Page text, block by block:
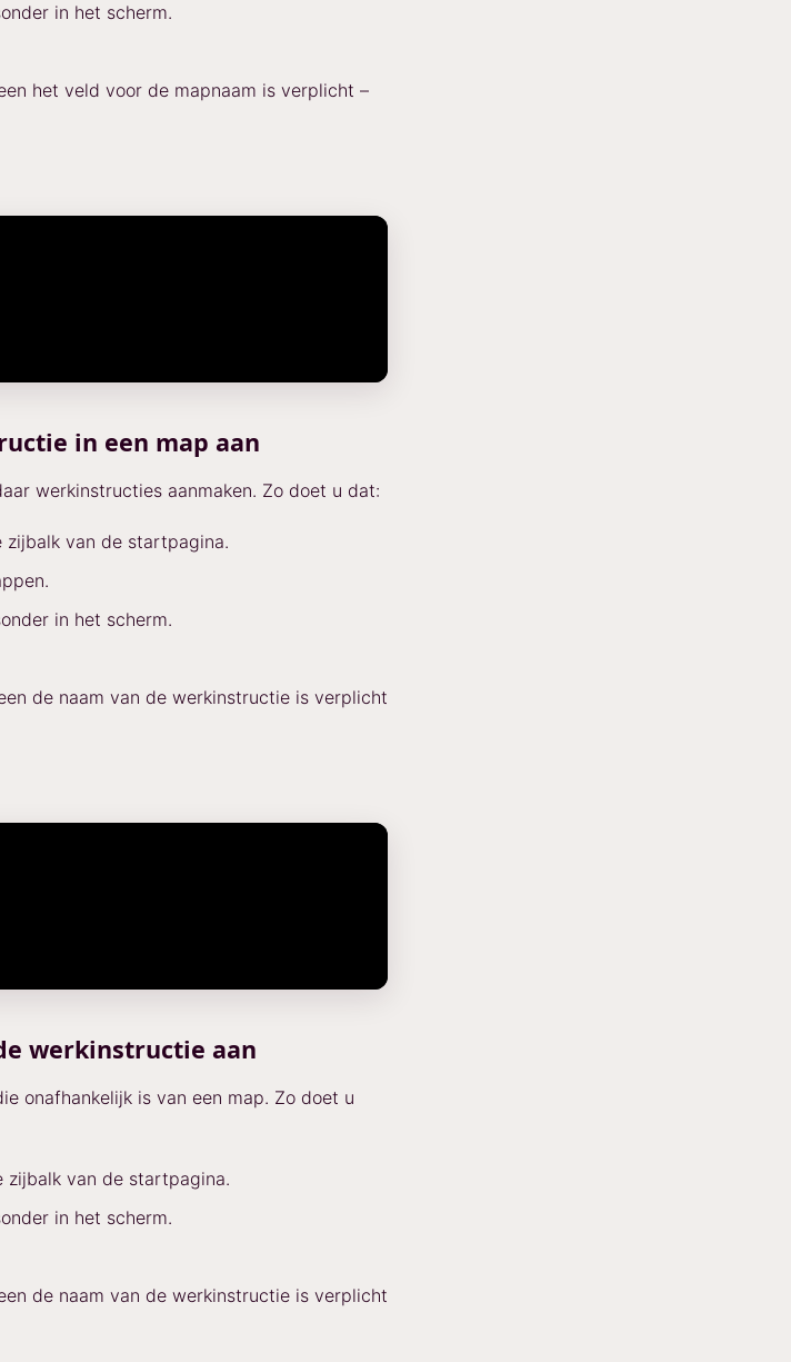
in het scherm.
het veld voor de mapnaam is verplicht –
in een map aan
werkinstructies aanmaken. Zo doet u dat:
zijbalk van de startpagina.
in het scherm.
de naam van de werkinstructie is verplicht
werkinstructie aan
onafhankelijk is van een map. Zo doet u
zijbalk van de startpagina.
in het scherm.
de naam van de werkinstructie is verplicht